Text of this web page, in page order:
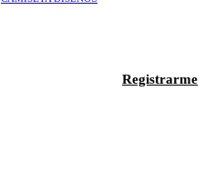
Registrarme